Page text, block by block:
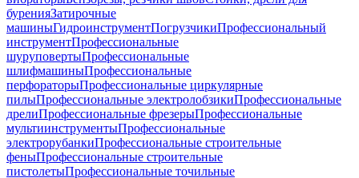
буренияЗатирочные
машиныГидроинструментПогрузчикиПрофессиональный
инструментПрофессиональные
шуруповертыПрофессиональные
шлифмашиныПрофессиональные
перфораторыПрофессиональные циркулярные
пилыПрофессиональные электролобзикиПрофессиональные
дрелиПрофессиональные фрезерыПрофессиональные
мультиинструментыПрофессиональные
электрорубанкиПрофессиональные строительные
феныПрофессиональные строительные
пистолетыПрофессиональные точильные